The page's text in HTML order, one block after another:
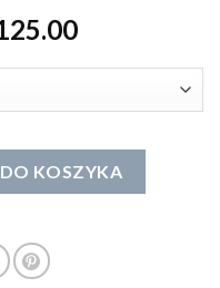
KOSZYKA